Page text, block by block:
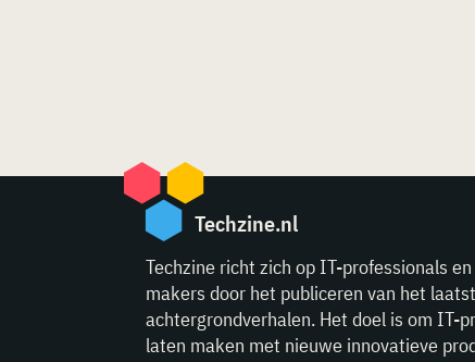
Techzine.nl
Techzine richt zich op IT-professionals
makers door het publiceren van het
achtergrondverhalen. Het doel is om IT-
laten maken met nieuwe innovatieve